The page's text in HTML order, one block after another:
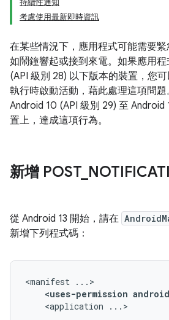
持續性通知
考慮使用最新即時資訊
在某些情況下，應用程式可能需要
如鬧鐘響起或接到來電。如果應用
(API 級別 28) 以下版本的裝置，您
執行時啟動活動，藉此處理這項問
Android 10 (API 級別 29) 至 Android
置上，達成這項行為。
新增 POST_
從 Android 13 開始，請在
新增下列程式碼：
<manifest
<uses-permission
<application